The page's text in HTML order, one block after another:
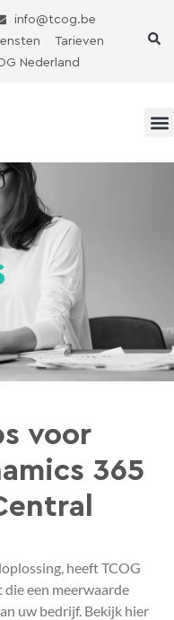
info@tcog.be
Tarieven
Nederland
voor
365
heeft TCOG
een meerwaarde
uw bedrijf. Bekijk hier